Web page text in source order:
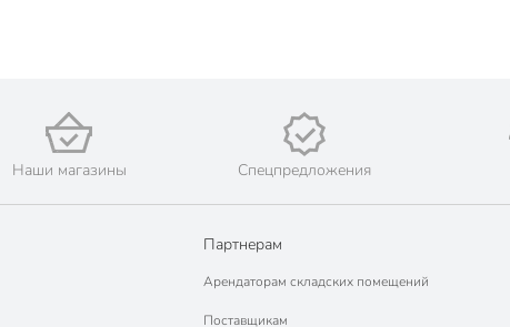
Наши магазины Спецпредложения
Партнерам
Арендаторам складских помещений
Поставщикам